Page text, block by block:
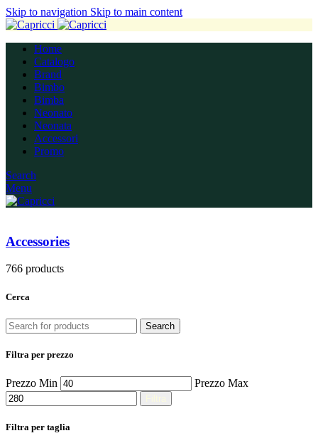
Skip to navigation Skip to main content
Home
Catalogo
Brand
Bimbo
Bimba
Neonato
Neonata
Accessori
Promo
Search
Menu
Accessories
766 products
Cerca
Search
Filtra per prezzo
Prezzo Min Prezzo Max
Filtra per taglia